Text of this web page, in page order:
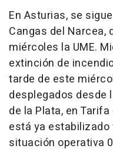
En Asturias, se
Cangas del Narcea,
miércoles la UME.
extinción de
tarde de este
desplegados desde
de la Plata, en
está ya
situación operativa